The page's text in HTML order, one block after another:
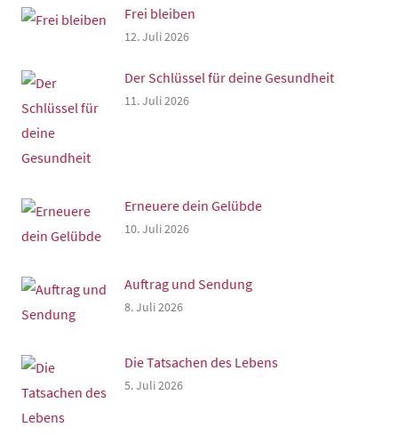
Frei bleiben
12. Juli 2026
Der Schlüssel für deine Gesundheit
11. Juli 2026
Erneuere dein Gelübde
10. Juli 2026
Auftrag und Sendung
8. Juli 2026
Die Tatsachen des Lebens
5. Juli 2026